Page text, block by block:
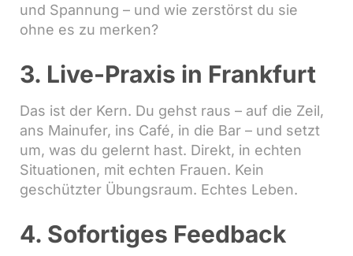
und Spannung – und wie zerstörst du sie
ohne es zu merken?
3. Live-Praxis in Frankfurt
Das ist der Kern. Du gehst raus – auf die Zeil,
ans Mainufer, ins Café, in die Bar – und setzt
um, was du gelernt hast. Direkt, in echten
Situationen, mit echten Frauen. Kein
geschützter Übungsraum. Echtes Leben.
4. Sofortiges Feedback